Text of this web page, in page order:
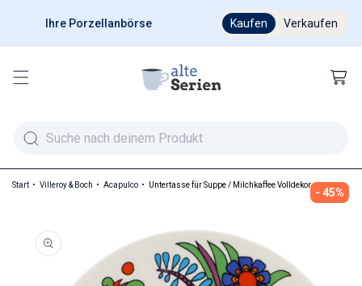
Ihre Porzellanbörse Ab 200 €
Kaufen Verkaufen
Start Villeroy & Boch Acapulco Untertasse für Suppe / Milchkaffee Volldekor
- 45%